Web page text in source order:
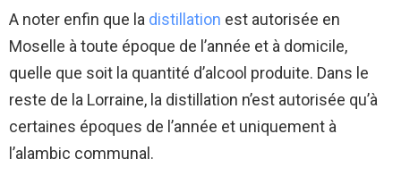
A noter enfin que la distillation est autorisée en
Moselle à toute époque de l’année et à domicile,
quelle que soit la quantité d’alcool produite. Dans le
reste de la Lorraine, la distillation n’est autorisée qu’à
certaines époques de l’année et uniquement à
l’alambic communal.